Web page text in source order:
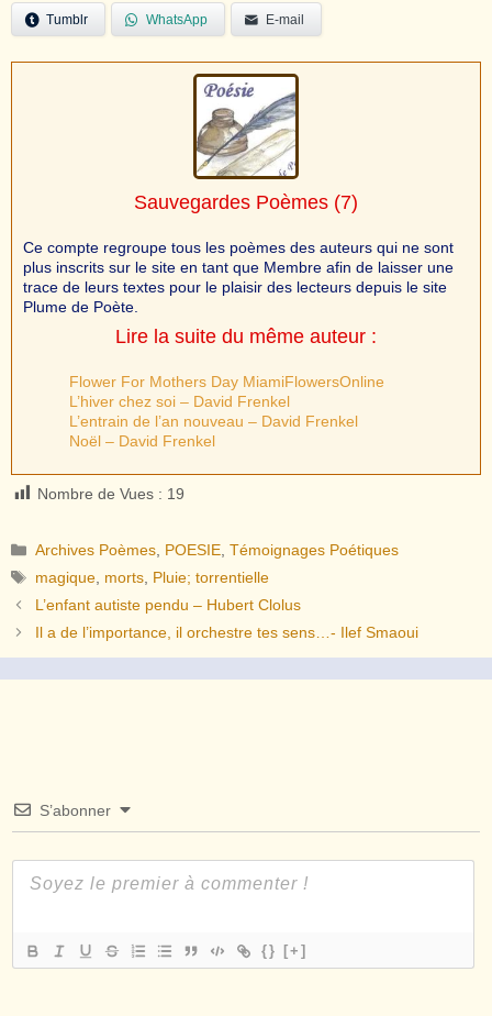
Tumblr WhatsApp E-mail
Sauvegardes Poèmes (7)
Ce compte regroupe tous les poèmes des auteurs qui ne sont
plus inscrits sur le site en tant que Membre afin de laisser une
trace de leurs textes pour le plaisir des lecteurs depuis le site
Plume de Poète.
Lire la suite du même auteur :
Flower For Mothers Day MiamiFlowersOnline
L’hiver chez soi – David Frenkel
L’entrain de l’an nouveau – David Frenkel
Noël – David Frenkel
Nombre de Vues : 19
Catégories
Archives Poèmes POESIE ,Témoignages Poétiques
Étiquettes
magique morts Pluie; torrentielle
L’enfant autiste pendu – Hubert Clolus
Il a de l’importance, il orchestre tes sens…- Ilef Smaoui
S’abonner
{} [+]